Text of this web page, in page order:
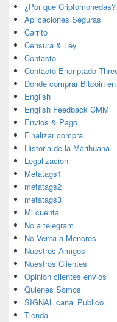
¿Por que Criptomonedas?
Aplicaciones Seguras
Carrito
Censura & Ley
Contacto
Contacto Encriptado
Donde comprar Bitcoin
English
English Feedback CMM
Envios & Pago
Finalizar compra
Historia de la Marihuana
Legalizacion
Metatags1
metatags2
metatags3
Mi cuenta
No a telegram
No Venta a Menores
Nuestros Amigos
Nuestros Clientes
Opinion clientes envios
Quienes Somos
SIGNAL canal Publico
Tienda